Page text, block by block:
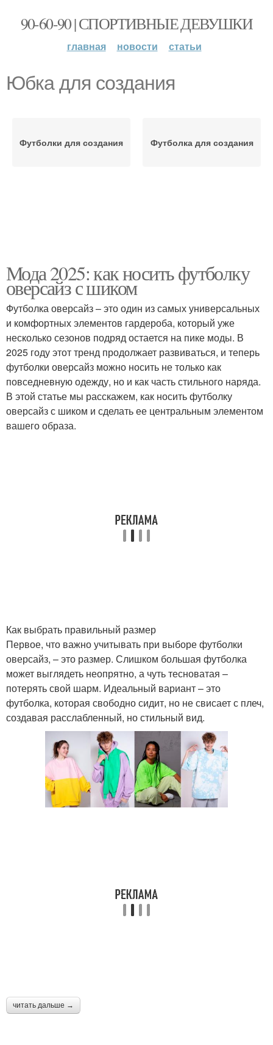
90-60-90 | СПОРТИВНЫЕ ДЕВУШКИ
главная новости статьи
Юбка для создания
Футболки для создания Футболка для создания
Мода 2025: как носить футболку
оверсайз с шиком
Футболка оверсайз – это один из самых универсальных
и комфортных элементов гардероба, который уже
несколько сезонов подряд остается на пике моды. В
2025 году этот тренд продолжает развиваться, и теперь
футболки оверсайз можно носить не только как
повседневную одежду, но и как часть стильного наряда.
В этой статье мы расскажем, как носить футболку
оверсайз с шиком и сделать ее центральным элементом
вашего образа.
Как выбрать правильный размер
Первое, что важно учитывать при выборе футболки
оверсайз, – это размер. Слишком большая футболка
может выглядеть неопрятно, а чуть тесноватая –
потерять свой шарм. Идеальный вариант – это
футболка, которая свободно сидит, но не свисает с плеч,
создавая расслабленный, но стильный вид.
читать дальше →